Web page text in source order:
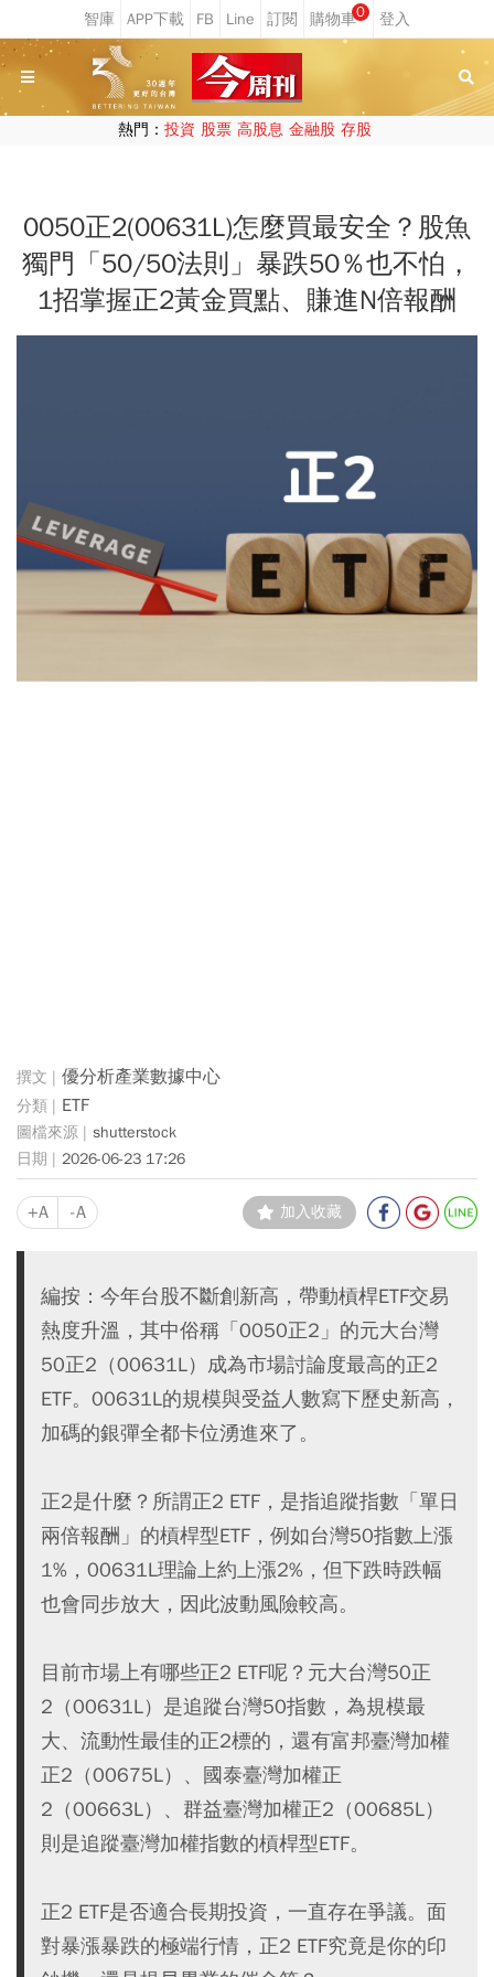
0
熱門： 投資 股票 高股息 金融股 存股
0050正2(00631L)怎麼買最安全？股魚
獨門「50/50法則」暴跌50％也不怕，
1招掌握正2黃金買點、賺進N倍報酬
優分析產業數據中心
ETF
shutterstock
2026-06-23 17:26
+A -A 加入收藏
編按：今年台股不斷創新高，帶動槓桿ETF交易
熱度升溫，其中俗稱「0050正2」的元大台灣
50正2（00631L）成為市場討論度最高的正2
ETF。00631L的規模與受益人數寫下歷史新高，
加碼的銀彈全都卡位湧進來了。
正2是什麼？所謂正2 ETF，是指追蹤指數「單日
兩倍報酬」的槓桿型ETF，例如台灣50指數上漲
1%，00631L理論上約上漲2%，但下跌時跌幅
也會同步放大，因此波動風險較高。
目前市場上有哪些正2 ETF呢？元大台灣50正
2（00631L）是追蹤台灣50指數，為規模最
大、流動性最佳的正2標的，還有富邦臺灣加權
正2（00675L）、國泰臺灣加權正
2（00663L）、群益臺灣加權正2（00685L）
則是追蹤臺灣加權指數的槓桿型ETF。
正2 ETF是否適合長期投資，一直存在爭議。面
對暴漲暴跌的極端行情，正2 ETF究竟是你的印